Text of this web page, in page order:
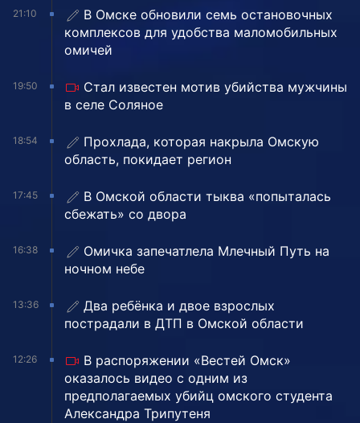
21:10
В Омске обновили семь остановочных
комплексов для удобства маломобильных
омичей
19:50
Стал известен мотив убийства мужчины
в селе Соляное
18:54
Прохлада, которая накрыла Омскую
область, покидает регион
17:45
В Омской области тыква «попыталась
сбежать» со двора
16:38
Омичка запечатлела Млечный Путь на
ночном небе
13:36
Два ребёнка и двое взрослых
пострадали в ДТП в Омской области
12:26
В распоряжении «Вестей Омск»
оказалось видео с одним из
предполагаемых убийц омского студента
Александра Трипутеня